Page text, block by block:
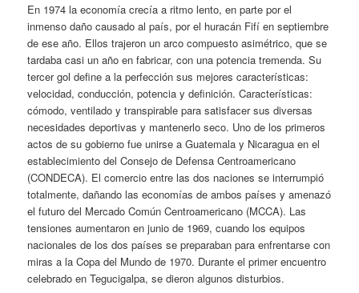
En 1974 la economía crecía a ritmo lento, en parte por el
inmenso daño causado al país, por el huracán Fifí en septiembre
de ese año. Ellos trajeron un arco compuesto asimétrico, que se
tardaba casi un año en fabricar, con una potencia tremenda. Su
tercer gol define a la perfección sus mejores características:
velocidad, conducción, potencia y definición. Características:
cómodo, ventilado y transpirable para satisfacer sus diversas
necesidades deportivas y mantenerlo seco. Uno de los primeros
actos de su gobierno fue unirse a Guatemala y Nicaragua en el
establecimiento del Consejo de Defensa Centroamericano
(CONDECA). El comercio entre las dos naciones se interrumpió
totalmente, dañando las economías de ambos países y amenazó
el futuro del Mercado Común Centroamericano (MCCA). Las
tensiones aumentaron en junio de 1969, cuando los equipos
nacionales de los dos países se preparaban para enfrentarse con
miras a la Copa del Mundo de 1970. Durante el primer encuentro
celebrado en Tegucigalpa, se dieron algunos disturbios.